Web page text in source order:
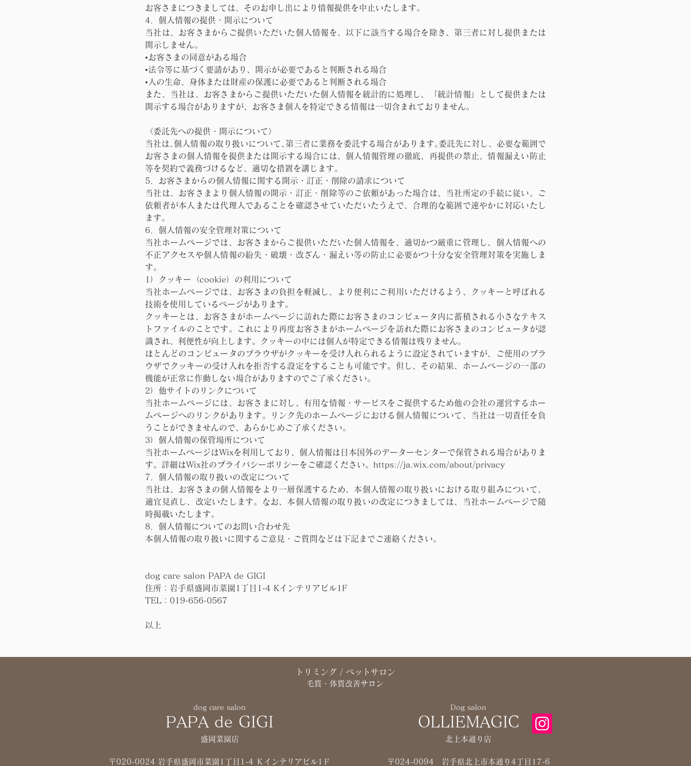
お客さまにつきましては、そのお申し出により情報提供を中止いたします。
4．個人情報の提供・開示について
当社は、お客さまからご提供いただいた個人情報を、以下に該当する場合を除き、第三者に対し提供または
開示しません。
•お客さまの同意がある場合
•法令等に基づく要請があり、開示が必要であると判断される場合
•人の生命、身体または財産の保護に必要であると判断される場合
また、当社は、お客さまからご提供いただいた個人情報を統計的に処理し、「統計情報」として提供または
開示する場合がありますが、お客さま個人を特定できる情報は一切含まれておりません。
〈委託先への提供・開示について〉
当社は､個人情報の取り扱いについて､第三者に業務を委託する場合があります｡委託先に対し、必要な範囲で
お客さまの個人情報を提供または開示する場合には、個人情報管理の徹底、再提供の禁止、情報漏えい防止
等を契約で義務づけるなど、適切な措置を講じます。
5．お客さまからの個人情報に関する開示・訂正・削除の請求について
当社は、お客さまより個人情報の開示・訂正・削除等のご依頼があった場合は、当社所定の手続に従い、ご
依頼者が本人または代理人であることを確認させていただいたうえで、合理的な範囲で速やかに対応いたし
ます。
6．個人情報の安全管理対策について
当社ホームページでは、お客さまからご提供いただいた個人情報を、適切かつ厳重に管理し、個人情報への
不正アクセスや個人情報の紛失・破壊・改ざん・漏えい等の防止に必要かつ十分な安全管理対策を実施しま
す。
1）クッキー（cookie）の利用について
当社ホームページでは、お客さまの負担を軽減し、より便利にご利用いただけるよう、クッキーと呼ばれる
技術を使用しているページがあります。
クッキーとは、お客さまがホームページに訪れた際にお客さまのコンピュータ内に蓄積される小さなテキス
トファイルのことです。これにより再度お客さまがホームページを訪れた際にお客さまのコンピュータが認
識され、利便性が向上します。クッキーの中には個人が特定できる情報は残りません。
ほとんどのコンピュータのブラウザがクッキーを受け入れられるように設定されていますが、ご使用のブラ
ウザでクッキーの受け入れを拒否する設定をすることも可能です。但し、その結果、ホームページの一部の
機能が正常に作動しない場合がありますのでご了承ください。
2）他サイトのリンクについて
当社ホームページには、お客さまに対し、有用な情報・サービスをご提供するため他の会社の運営するホー
ムページへのリンクがあります。リンク先のホームページにおける個人情報について、当社は一切責任を負
うことができませんので、あらかじめご了承ください。
3）個人情報の保管場所について
当社ホームページはWixを利用しており、個人情報は日本国外のデーターセンターで保管される場合がありま
す。詳細はWix社のプライバシーポリシーをご確認ください。https://ja.wix.com/about/privacy
7．個人情報の取り扱いの改定について
当社は、お客さまの個人情報をより一層保護するため、本個人情報の取り扱いにおける取り組みについて、
適宜見直し、改定いたします。なお、本個人情報の取り扱いの改定につきましては、当社ホームページで随
時掲載いたします。
8．個人情報についてのお問い合わせ先
本個人情報の取り扱いに関するご意見・ご質問などは下記までご連絡ください。
dog care salon PAPA de GIGI
住所：岩手県盛岡市菜園1丁目1-4 Kインテリアビル1F
TEL：019-656-0567
以上
トリミング / ペットサロン
毛質・体質改善サロン
dog care salon
PAPA de GIGI
盛岡菜園店
〒020-0024 岩手県盛岡市菜園1丁目1-4 Ｋインテリアビル1Ｆ
Dog salon
OLLIEMAGIC
北上本通り店
〒024-0094 岩手県北上市本通り4丁目17-6